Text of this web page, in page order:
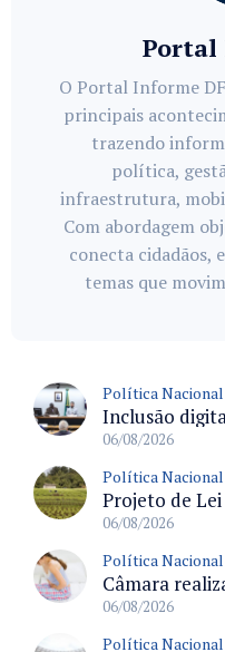
Portal
O Portal Informe
principais
trazendo
política,
infraestrutura,
Com abordagem
conecta cidadãos,
temas que
Política Nacional
06/08/2026
Política Nacional
06/08/2026
Política Nacional
06/08/2026
Política Nacional